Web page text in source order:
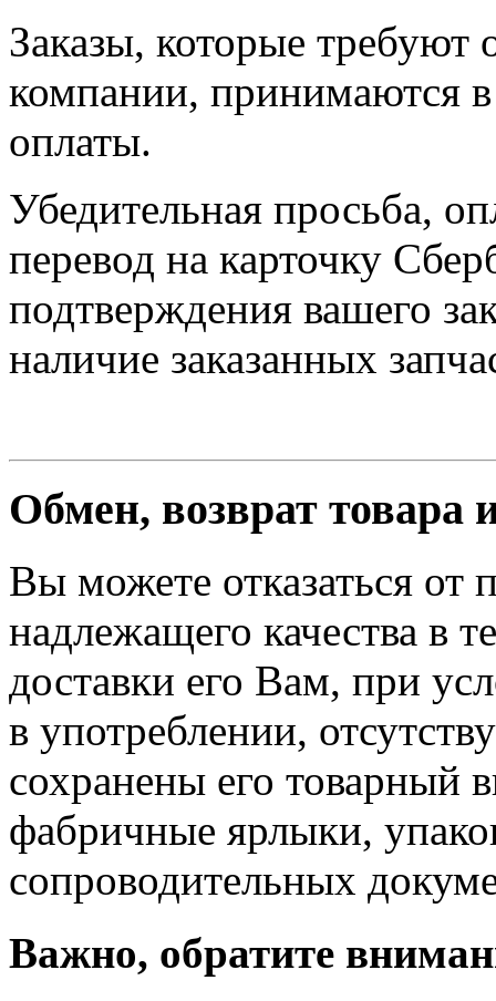
Заказы, которые требуют
компании, принимаются
оплаты.
Убедительная просьба,
перевод на карточку
подтверждения вашего
наличие заказанных
Обмен, возврат товара
Вы можете отказаться от
надлежащего качества в
доставки его Вам, при
в употреблении,
сохранены его товарный
фабричные ярлыки,
сопроводительных
Важно, обратите